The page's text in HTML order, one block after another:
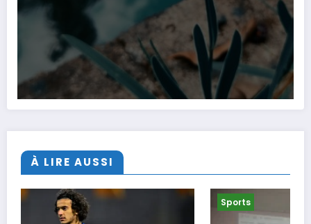
À LIRE AUSSI
Sports